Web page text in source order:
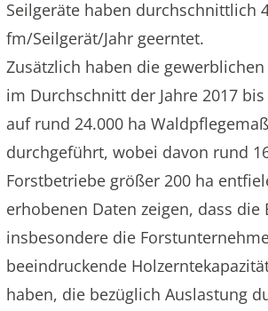
Seilgeräte haben durchschnittlich
fm/Seilgerät/Jahr geerntet.
Zusätzlich haben die
im Durchschnitt der Jahre 2017 bis
auf rund 24.000 ha
durchgeführt, wobei davon rund
Forstbetriebe größer 200 ha
erhobenen Daten zeigen, dass die
insbesondere die
beeindruckende
haben, die bezüglich Auslastung